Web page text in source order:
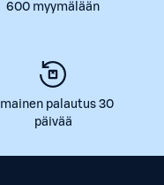
600 myymälään
palautus 30
päivää